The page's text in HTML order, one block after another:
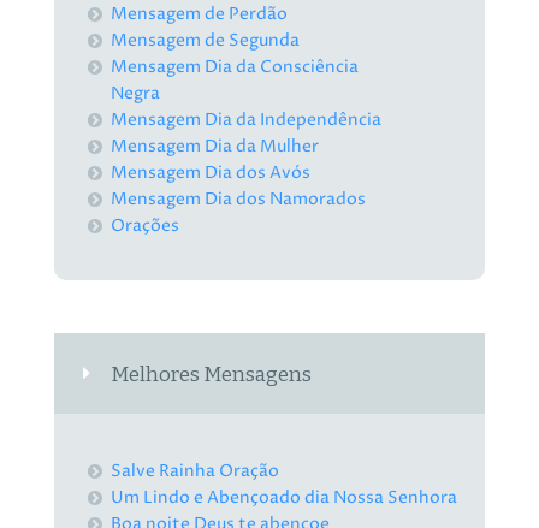
Mensagem de Perdão
Mensagem de Segunda
Mensagem Dia da Consciência
Negra
Mensagem Dia da Independência
Mensagem Dia da Mulher
Mensagem Dia dos Avós
Mensagem Dia dos Namorados
Orações
Melhores Mensagens
Salve Rainha Oração
Um Lindo e Abençoado dia Nossa Senhora
Boa noite Deus te abençoe